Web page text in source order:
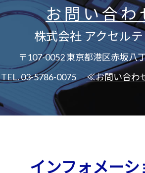
お 問 い 合 わ
株式会社 アクセル
〒107-0052 東京都港区赤坂八
TEL. 03-5786-0075≪お問い合わ
インフォメーシ